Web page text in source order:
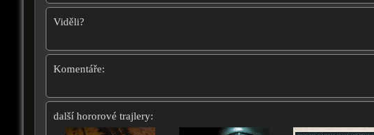
Viděli?
Komentáře:
další hororové trajlery: